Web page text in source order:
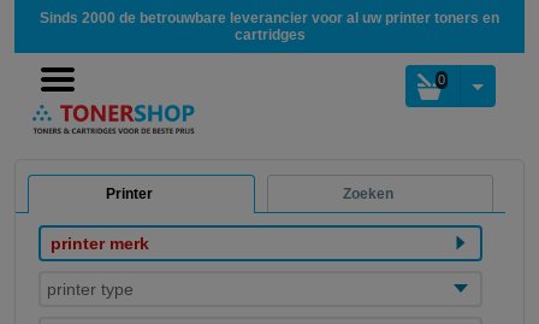
Sinds 2000 de betrouwbare leverancier voor al uw printer toners en
cartridges
0
Printer Zoeken
printer merk
printer type